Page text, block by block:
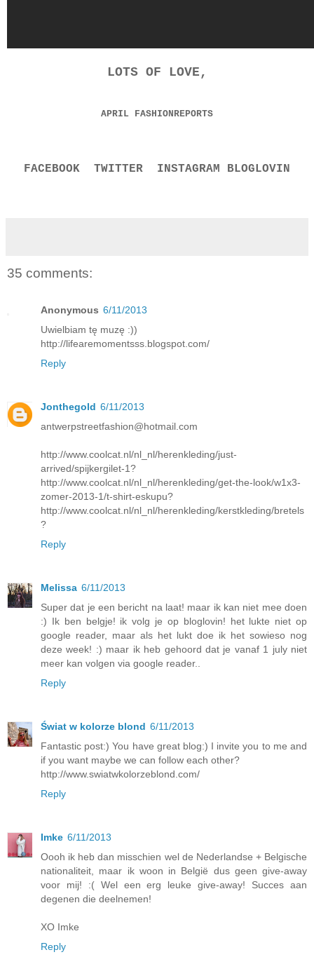
LOTS OF LOVE,
APRIL FASHIONREPORTS
FACEBOOK TWITTER INSTAGRAM BLOGLOVIN
35 comments:
Anonymous 6/11/2013
Uwielbiam tę muzę :))
http://lifearemomentsss.blogspot.com/
Reply
Jonthegold 6/11/2013
antwerpstreetfashion@hotmail.com
http://www.coolcat.nl/nl_nl/herenkleding/just-
arrived/spijkergilet-1?
http://www.coolcat.nl/nl_nl/herenkleding/get-the-look/w1x3-
zomer-2013-1/t-shirt-eskupu?
http://www.coolcat.nl/nl_nl/herenkleding/kerstkleding/bretels
?
Reply
Melissa 6/11/2013
Super dat je een bericht na laat! maar ik kan niet mee doen
:) Ik ben belgje! ik volg je op bloglovin! het lukte niet op
google reader, maar als het lukt doe ik het sowieso nog
deze week! :) maar ik heb gehoord dat je vanaf 1 july niet
meer kan volgen via google reader..
Reply
Świat w kolorze blond 6/11/2013
Fantastic post:) You have great blog:) I invite you to me and
if you want maybe we can follow each other?
http://www.swiatwkolorzeblond.com/
Reply
Imke 6/11/2013
Oooh ik heb dan misschien wel de Nederlandse + Belgische
nationaliteit, maar ik woon in België dus geen give-away
voor mij! :( Wel een erg leuke give-away! Succes aan
degenen die deelnemen!
XO Imke
Reply